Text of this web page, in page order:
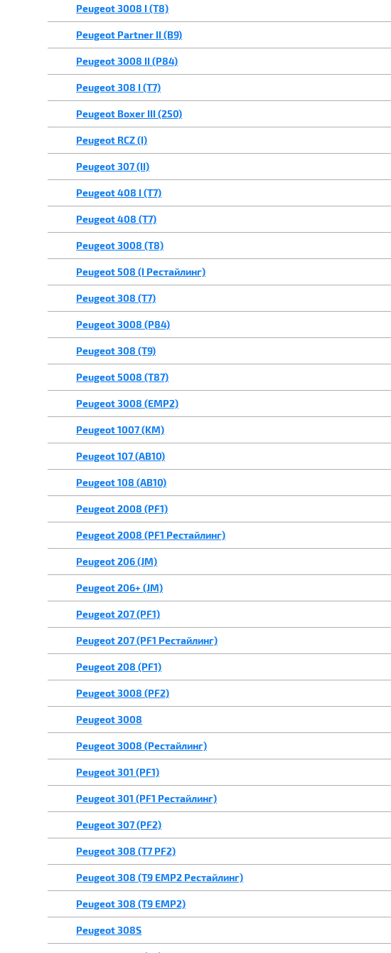
Peugeot 3008 I (T8)
Peugeot Partner II (B9)
Peugeot 3008 II (P84)
Peugeot 308 I (T7)
Peugeot Boxer III (250)
Peugeot RCZ (I)
Peugeot 307 (II)
Peugeot 408 I (T7)
Peugeot 408 (T7)
Peugeot 3008 (T8)
Peugeot 508 (I Рестайлинг)
Peugeot 308 (T7)
Peugeot 3008 (P84)
Peugeot 308 (T9)
Peugeot 5008 (T87)
Peugeot 3008 (EMP2)
Peugeot 1007 (KM)
Peugeot 107 (AB10)
Peugeot 108 (AB10)
Peugeot 2008 (PF1)
Peugeot 2008 (PF1 Рестайлинг)
Peugeot 206 (JM)
Peugeot 206+ (JM)
Peugeot 207 (PF1)
Peugeot 207 (PF1 Рестайлинг)
Peugeot 208 (PF1)
Peugeot 3008 (PF2)
Peugeot 3008
Peugeot 3008 (Рестайлинг)
Peugeot 301 (PF1)
Peugeot 301 (PF1 Рестайлинг)
Peugeot 307 (PF2)
Peugeot 308 (T7 PF2)
Peugeot 308 (T9 EMP2 Рестайлинг)
Peugeot 308 (T9 EMP2)
Peugeot 308S